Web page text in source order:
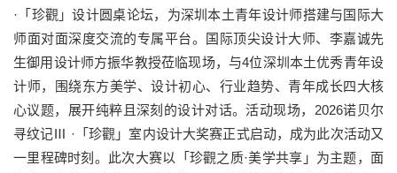
·「珍觀」设计圆桌论坛，为深圳本土青年设计师搭建与国际大
师面对面深度交流的专属平台。国际顶尖设计大师、李嘉诚先
生御用设计师方振华教授莅临现场，与4位深圳本土优秀青年设
计师，围绕东方美学、设计初心、行业趋势、青年成长四大核
心议题，展开纯粹且深刻的设计对话。活动现场，2026诺贝尔
寻纹记Ⅲ ·「珍觀」室内设计大奖赛正式启动，成为此次活动又
一里程碑时刻。此次大赛以「珍觀之质·美学共享」为主题，面